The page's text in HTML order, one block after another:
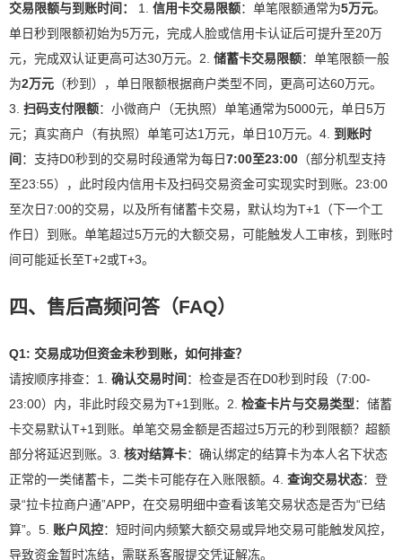
交易限额与到账时间： 1. 信用卡交易限额：单笔限额通常为5万元。
单日秒到限额初始为5万元，完成人脸或信用卡认证后可提升至20万
元，完成双认证更高可达30万元。2. 储蓄卡交易限额：单笔限额一般
为2万元 （秒到），单日限额根据商户类型不同，更高可达60万元。
3. 扫码支付限额：小微商户（无执照）单笔通常为5000元，单日5万
元；真实商户（有执照）单笔可达1万元，单日10万元。4. 到账时
间 ：支持D0秒到的交易时段通常为每日7:00至23:00 （部分机型支持
至23:55），此时段内信用卡及扫码交易资金可实现实时到账。23:00
至次日7:00的交易，以及所有储蓄卡交易，默认均为T+1（下一个工
作日）到账。单笔超过5万元的大额交易，可能触发人工审核，到账时
间可能延长至T+2或T+3。
四、售后高频问答（FAQ）
Q1: 交易成功但资金未秒到账，如何排查？
请按顺序排查：1. 确认交易时间 ：检查是否在D0秒到时段（7:00-
23:00）内，非此时段交易为T+1到账。2. 检查卡片与交易类型：储蓄
卡交易默认T+1到账。单笔交易金额是否超过5万元的秒到限额？超额
部分将延迟到账。3. 核对结算卡：确认绑定的结算卡为本人名下状态
正常的一类储蓄卡，二类卡可能存在入账限额。4. 查询交易状态：登
录“拉卡拉商户通”APP，在交易明细中查看该笔交易状态是否为“已结
算”。5. 账户风控：短时间内频繁大额交易或异地交易可能触发风控，
导致资金暂时冻结，需联系客服提交凭证解冻。